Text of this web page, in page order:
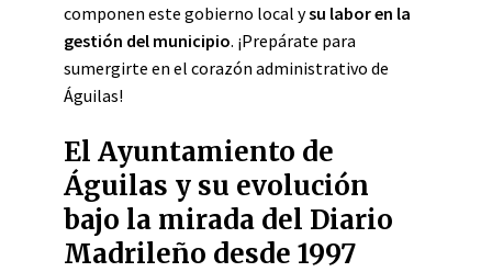
componen este gobierno local ysu labor en la
gestión del municipio. ¡Prepárate para
sumergirte en el corazón administrativo de
Águilas!
El Ayuntamiento de
Águilas y su evolución
bajo la mirada del Diario
Madrileño desde 1997